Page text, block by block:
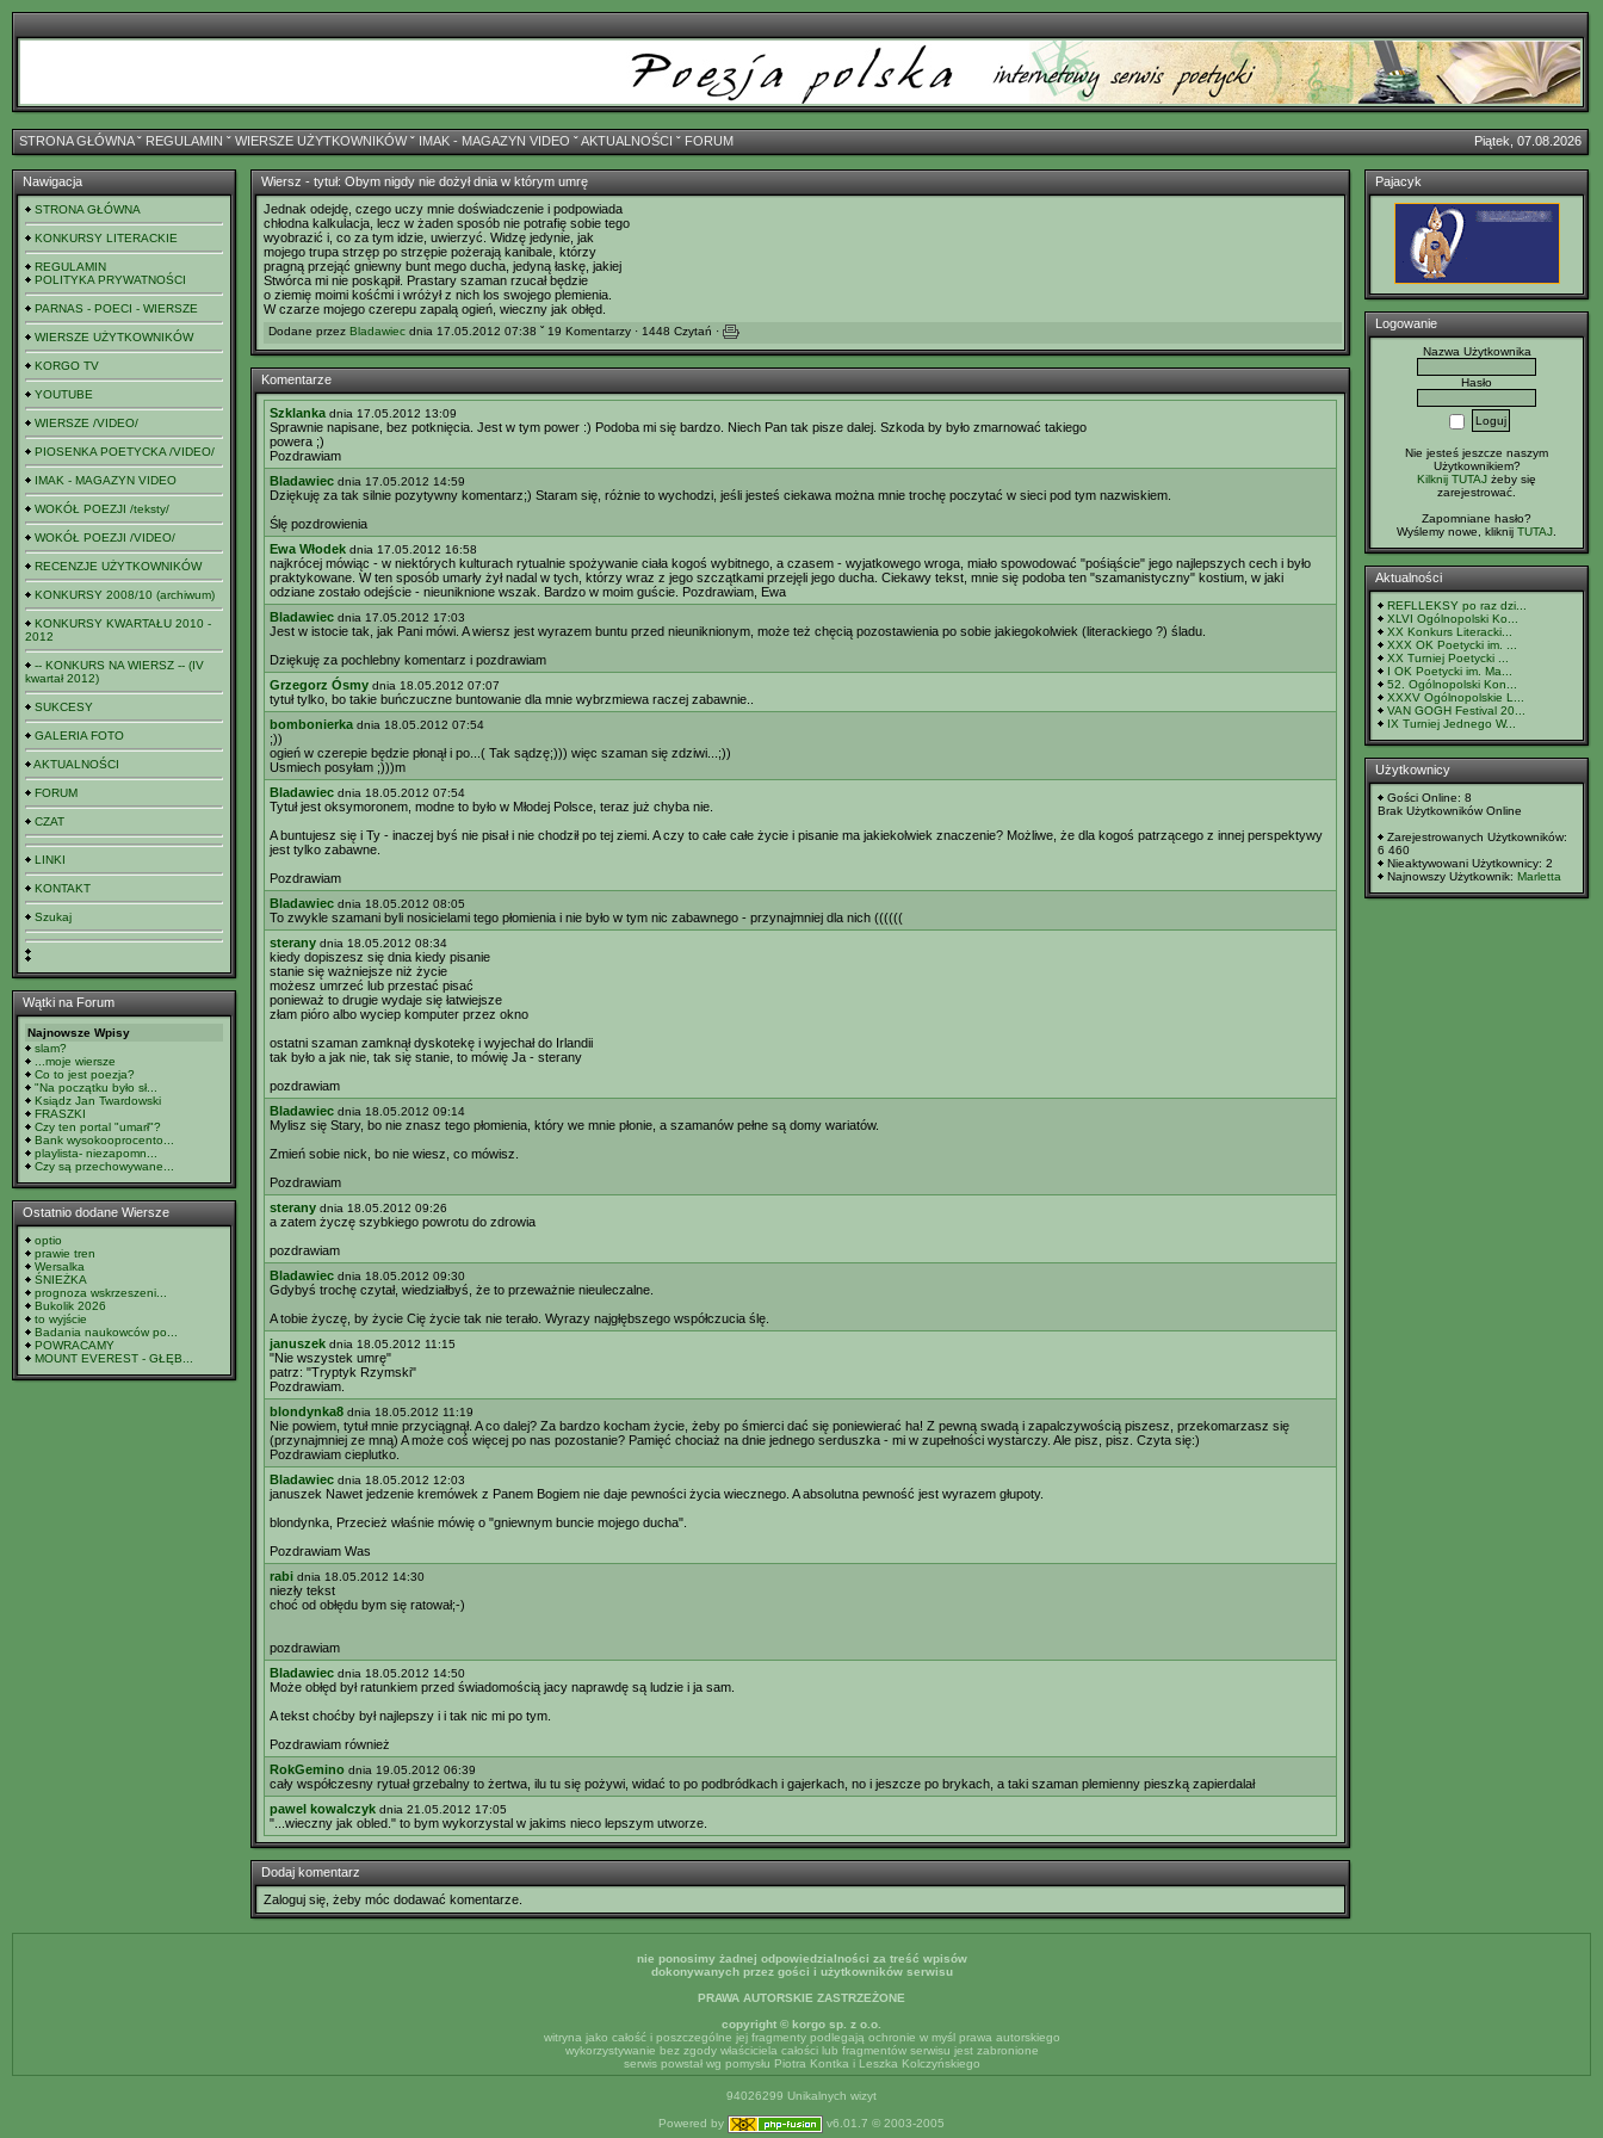
STRONA GŁÓWNAˇ REGULAMIN ˇ WIERSZE UŻYTKOWNIKÓWˇ IMAK - MAGAZYN VIDEO ˇAKTUALNOŚCI ˇ FORUM Piątek, 07.08.2026
Nawigacja
STRONA GŁÓWNA
KONKURSY LITERACKIE
REGULAMIN
POLITYKA PRYWATNOŚCI
PARNAS - POECI - WIERSZE
WIERSZE UŻYTKOWNIKÓW
KORGO TV
YOUTUBE
WIERSZE /VIDEO/
PIOSENKA POETYCKA /VIDEO/
IMAK - MAGAZYN VIDEO
WOKÓŁ POEZJI /teksty/
WOKÓŁ POEZJI /VIDEO/
RECENZJE UŻYTKOWNIKÓW
KONKURSY 2008/10 (archiwum)
KONKURSY KWARTAŁU 2010 -
2012
-- KONKURS NA WIERSZ -- (IV
kwartał 2012)
SUKCESY
GALERIA FOTO
AKTUALNOŚCI
FORUM
CZAT
LINKI
KONTAKT
Szukaj
Wątki na Forum
Najnowsze Wpisy
slam?
...moje wiersze
Co to jest poezja?
"Na początku było sł...
Ksiądz Jan Twardowski
FRASZKI
Czy ten portal "umarł"?
Bank wysokooprocento...
playlista- niezapomn...
Czy są przechowywane...
Ostatnio dodane Wiersze
optio
prawie tren
Wersalka
ŚNIEŻKA
prognoza wskrzeszeni...
Bukolik 2026
to wyjście
Badania naukowców po...
POWRACAMY
MOUNT EVEREST - GŁĘB...
Wiersz - tytuł: Obym nigdy nie dożył dnia w którym umrę
Jednak odejdę, czego uczy mnie doświadczenie i podpowiada
chłodna kalkulacja, lecz w żaden sposób nie potrafię sobie tego
wyobrazić i, co za tym idzie, uwierzyć. Widzę jedynie, jak
mojego trupa strzęp po strzępie pożerają kanibale, którzy
pragną przejąć gniewny bunt mego ducha, jedyną łaskę, jakiej
Stwórca mi nie poskąpił. Prastary szaman rzucał będzie
o ziemię moimi kośćmi i wróżył z nich los swojego plemienia.
W czarze mojego czerepu zapalą ogień, wieczny jak obłęd.
Dodane przez Bladawiec dnia 17.05.2012 07:38 ˇ 19 Komentarzy · 1448 Czytań ·
Komentarze
Szklanka dnia 17.05.2012 13:09
Sprawnie napisane, bez potknięcia. Jest w tym power :) Podoba mi się bardzo. Niech Pan tak pisze dalej. Szkoda by było zmarnować takiego
powera ;)
Pozdrawiam
Bladawiec dnia 17.05.2012 14:59
Dziękuję za tak silnie pozytywny komentarz;) Staram się, różnie to wychodzi, jeśli jesteś ciekawa można mnie trochę poczytać w sieci pod tym nazwiskiem.
Ślę pozdrowienia
Ewa Włodek dnia 17.05.2012 16:58
najkrócej mówiąc - w niektórych kulturach rytualnie spożywanie ciała kogoś wybitnego, a czasem - wyjatkowego wroga, miało spowodować "pośiąście" jego najlepszych cech i było
praktykowane. W ten sposób umarły żył nadal w tych, którzy wraz z jego szczątkami przejęli jego ducha. Ciekawy tekst, mnie się podoba ten "szamanistyczny" kostium, w jaki
odziane zostało odejście - nieuniknione wszak. Bardzo w moim guście. Pozdrawiam, Ewa
Bladawiec dnia 17.05.2012 17:03
Jest w istocie tak, jak Pani mówi. A wiersz jest wyrazem buntu przed nieuniknionym, może też chęcią pozostawienia po sobie jakiegokolwiek (literackiego ?) śladu.
Dziękuję za pochlebny komentarz i pozdrawiam
Grzegorz Ósmy dnia 18.05.2012 07:07
tytuł tylko, bo takie buńczuczne buntowanie dla mnie wybrzmiewa raczej zabawnie..
bombonierka dnia 18.05.2012 07:54
;))
ogień w czerepie będzie płonął i po...( Tak sądzę;))) więc szaman się zdziwi...;))
Usmiech posyłam ;)))m
Bladawiec dnia 18.05.2012 07:54
Tytuł jest oksymoronem, modne to było w Młodej Polsce, teraz już chyba nie.
A buntujesz się i Ty - inaczej byś nie pisał i nie chodził po tej ziemi. A czy to całe całe życie i pisanie ma jakiekolwiek znaczenie? Możliwe, że dla kogoś patrzącego z innej perspektywy
jest tylko zabawne.
Pozdrawiam
Bladawiec dnia 18.05.2012 08:05
To zwykle szamani byli nosicielami tego płomienia i nie było w tym nic zabawnego - przynajmniej dla nich ((((((
sterany dnia 18.05.2012 08:34
kiedy dopiszesz się dnia kiedy pisanie
stanie się ważniejsze niż życie
możesz umrzeć lub przestać pisać
ponieważ to drugie wydaje się łatwiejsze
złam pióro albo wyciep komputer przez okno
ostatni szaman zamknął dyskotekę i wyjechał do Irlandii
tak było a jak nie, tak się stanie, to mówię Ja - sterany
pozdrawiam
Bladawiec dnia 18.05.2012 09:14
Mylisz się Stary, bo nie znasz tego płomienia, który we mnie płonie, a szamanów pełne są domy wariatów.
Zmień sobie nick, bo nie wiesz, co mówisz.
Pozdrawiam
sterany dnia 18.05.2012 09:26
a zatem życzę szybkiego powrotu do zdrowia
pozdrawiam
Bladawiec dnia 18.05.2012 09:30
Gdybyś trochę czytał, wiedziałbyś, że to przeważnie nieuleczalne.
A tobie życzę, by życie Cię życie tak nie terało. Wyrazy najgłębszego współczucia ślę.
januszek dnia 18.05.2012 11:15
"Nie wszystek umrę"
patrz: "Tryptyk Rzymski"
Pozdrawiam.
blondynka8 dnia 18.05.2012 11:19
Nie powiem, tytuł mnie przyciągnął. A co dalej? Za bardzo kocham życie, żeby po śmierci dać się poniewierać ha! Z pewną swadą i zapalczywością piszesz, przekomarzasz się
(przynajmniej ze mną) A może coś więcej po nas pozostanie? Pamięć chociaż na dnie jednego serduszka - mi w zupełności wystarczy. Ale pisz, pisz. Czyta się:)
Pozdrawiam cieplutko.
Bladawiec dnia 18.05.2012 12:03
januszek Nawet jedzenie kremówek z Panem Bogiem nie daje pewności życia wiecznego. A absolutna pewność jest wyrazem głupoty.
blondynka, Przecież właśnie mówię o "gniewnym buncie mojego ducha".
Pozdrawiam Was
rabi dnia 18.05.2012 14:30
niezły tekst
choć od obłędu bym się ratował;-)
pozdrawiam
Bladawiec dnia 18.05.2012 14:50
Może obłęd był ratunkiem przed świadomością jacy naprawdę są ludzie i ja sam.
A tekst choćby był najlepszy i i tak nic mi po tym.
Pozdrawiam również
RokGemino dnia 19.05.2012 06:39
cały współczesny rytuał grzebalny to żertwa, ilu tu się pożywi, widać to po podbródkach i gajerkach, no i jeszcze po brykach, a taki szaman plemienny pieszką zapierdalał
pawel kowalczyk dnia 21.05.2012 17:05
"...wieczny jak obled." to bym wykorzystal w jakims nieco lepszym utworze.
Dodaj komentarz
Zaloguj się, żeby móc dodawać komentarze.
Pajacyk
Logowanie
Nazwa Użytkownika
Hasło
Nie jesteś jeszcze naszym
Użytkownikiem?
Kilknij TUTAJ żeby się
zarejestrować.
Zapomniane hasło?
Wyślemy nowe, kliknij TUTAJ
Aktualności
REFLLEKSY po raz dzi...
XLVI Ogólnopolski Ko...
XX Konkurs Literacki...
XXX OK Poetycki im. ...
XX Turniej Poetycki ...
I OK Poetycki im. Ma...
52. Ogólnopolski Kon...
XXXV Ogólnopolskie L...
VAN GOGH Festival 20...
IX Turniej Jednego W...
Użytkownicy
Gości Online: 8
Brak Użytkowników Online
Zarejestrowanych Użytkowników:
6 460
Nieaktywowani Użytkownicy: 2
Najnowszy Użytkownik: Marletta
nie ponosimy żadnej odpowiedzialności za treść wpisów
dokonywanych przez gości i użytkowników serwisu
PRAWA AUTORSKIE ZASTRZEŻONE
copyright © korgo sp. z o.o.
witryna jako całość i poszczególne jej fragmenty podlegają ochronie w myśl prawa autorskiego
wykorzystywanie bez zgody właściciela całości lub fragmentów serwisu jest zabronione
serwis powstał wg pomysłu Piotra Kontka i Leszka Kolczyńskiego
94026299 Unikalnych wizyt
Powered by v6.01.7 © 2003-2005